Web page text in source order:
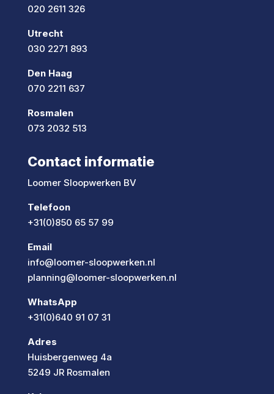
020 2611 326
Utrecht
030 2271 893
Den Haag
070 2211 637
Rosmalen
073 2032 513
Contact informatie
Loomer Sloopwerken BV
Telefoon
+31(0)850 65 57 99
Email
info@loomer-sloopwerken.nl
planning@loomer-sloopwerken.nl
WhatsApp
+31(0)640 91 07 31
Adres
Huisbergenweg 4a
5249 JR Rosmalen